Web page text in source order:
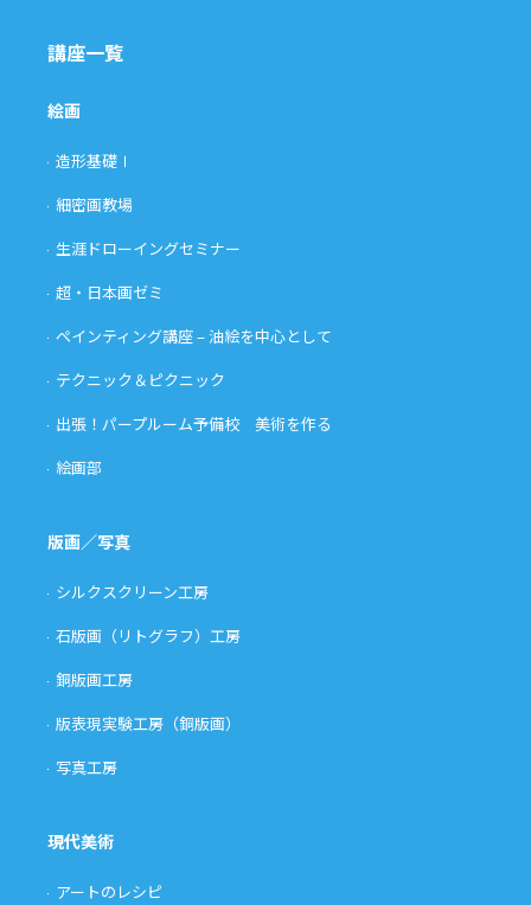
講座一覧
絵画
造形基礎Ⅰ
細密画教場
生涯ドローイングセミナー
超・日本画ゼミ
ペインティング講座 – 油絵を中心として
テクニック＆ピクニック
出張！パープルーム予備校 美術を作る
絵画部
版画／写真
シルクスクリーン工房
石版画（リトグラフ）工房
銅版画工房
版表現実験工房（銅版画）
写真工房
現代美術
アートのレシピ